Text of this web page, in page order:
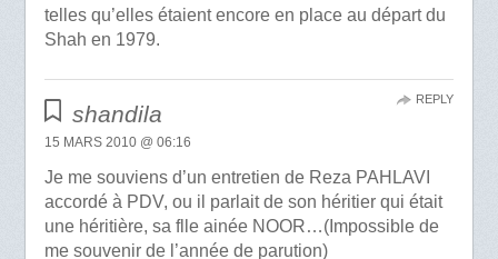
telles qu’elles étaient encore en place au départ du
Shah en 1979.
shandila
15 MARS 2010 @ 06:16
Je me souviens d’un entretien de Reza PAHLAVI
accordé à PDV, ou il parlait de son héritier qui était
une héritière, sa flle ainée NOOR…(Impossible de
me souvenir de l’année de parution)
REPLY